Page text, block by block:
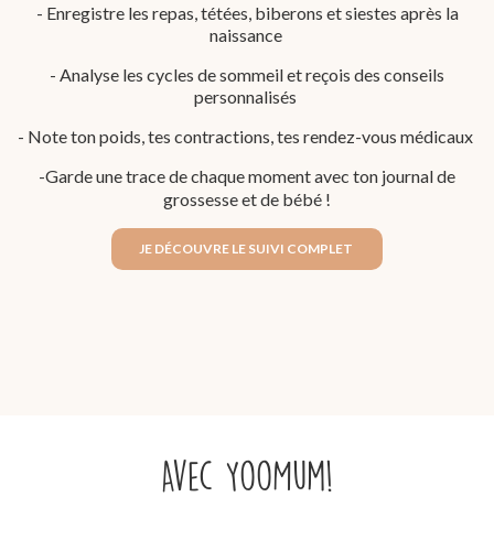
- Enregistre les repas, tétées, biberons et siestes après la
naissance
- Analyse les cycles de sommeil et reçois des conseils
personnalisés
- Note ton poids, tes contractions, tes rendez-vous médicaux
-Garde une trace de chaque moment avec ton journal de
grossesse et de bébé !
JE DÉCOUVRE LE SUIVI COMPLET
Avec YooMum!